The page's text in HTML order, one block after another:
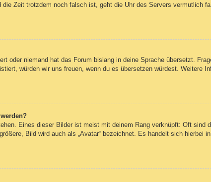
Zeit trotzdem noch falsch ist, geht die Uhr des Servers vermutlich
oder niemand hat das Forum bislang in deine Sprache übersetzt.
würden wir uns freuen, wenn du es übersetzen würdest. Weitere
Eines dieser Bilder ist meist mit deinem Rang verknüpft: Oft sind
Bild wird auch als „Avatar“ bezeichnet. Es handelt sich hierbei